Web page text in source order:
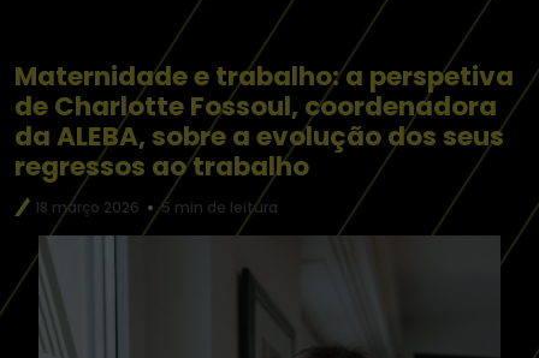
Maternidade e trabalho: a perspetiva
de Charlotte Fossoul, coordenadora
da ALEBA, sobre a evolução dos seus
regressos ao trabalho
18 março 2026 5 min de leitura